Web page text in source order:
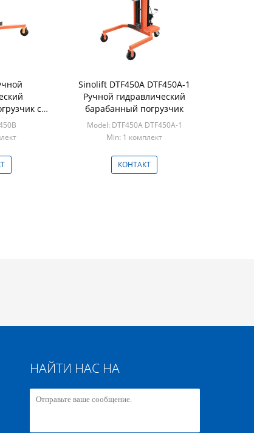
с
Sinolift DTF450A DTF450A-1
Ручной гидравлический
барабанный погрузчик
Model: DTF450A DTF450A-1
Min: 1 комплект
КОНТАКТ
НАЙТИ НАС НА